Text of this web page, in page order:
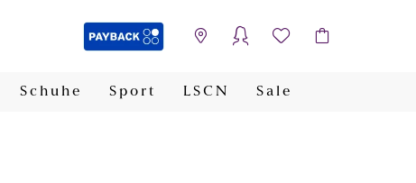
Schuhe Sport LSCN Sale